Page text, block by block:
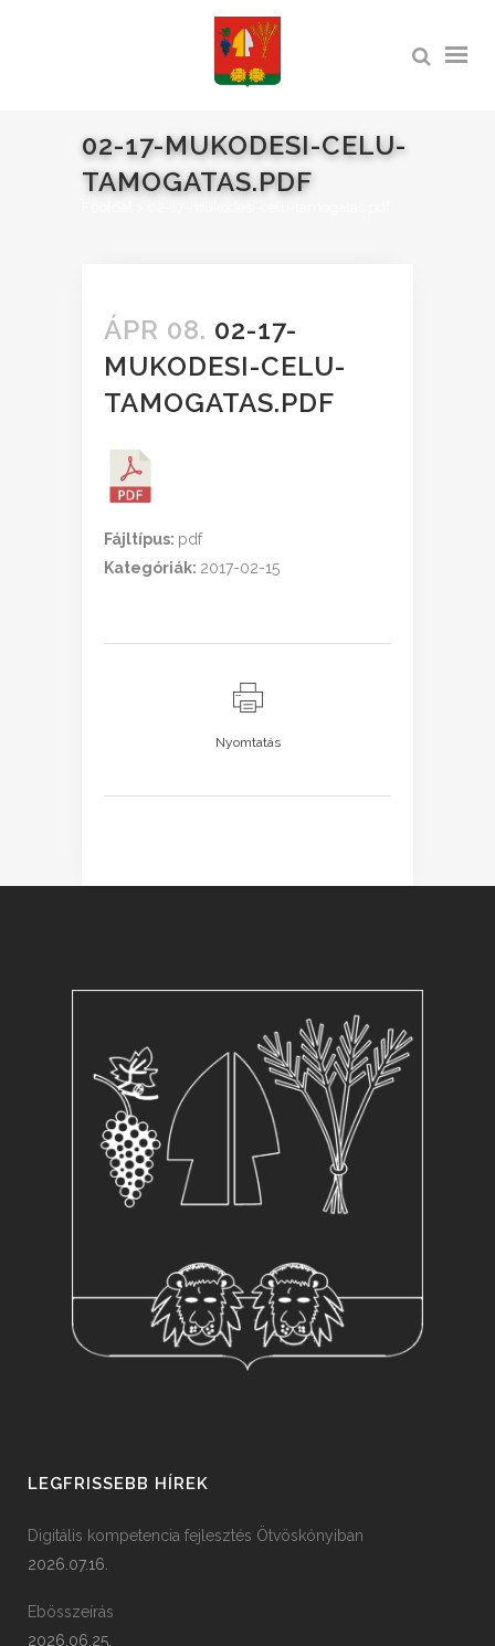
02-17-MUKODESI-CELU-
TAMOGATAS.PDF
ÁPR 08. 02-17-
MUKODESI-CELU-
TAMOGATAS.PDF
Fájltípus: pdf
Kategóriák: 2017-02-15
Nyomtatás
LEGFRISSEBB HÍREK
Digitális kompetencia fejlesztés Ötvöskónyiban
2026.07.16.
Ebösszeírás
2026.06.25.